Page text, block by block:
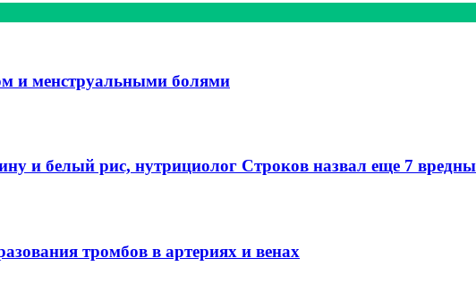
и менструальными болями
и белый рис, нутрициолог Строков назвал еще 7
тромбов в артериях и венах